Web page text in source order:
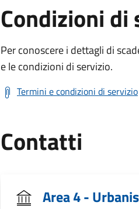
Condizioni di
Per conoscere i dettagli di
e le condizioni di servizio.
Termini e condizioni di servizio
Contatti
Area 4 -